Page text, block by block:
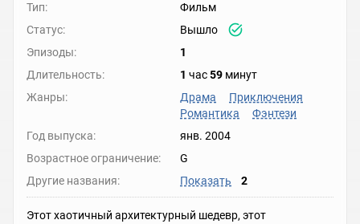
Тип:
Фильм
Статус:
Вышло
Эпизоды:
1
Длительность:
1 час59 минут
Жанры:
Драма
Приключения
Романтика
Фэнтези
Год выпуска:
янв. 2004
Возрастное ограничение:
G
Другие названия:
Показать 2
Этот хаотичный архитектурный шедевр, этот